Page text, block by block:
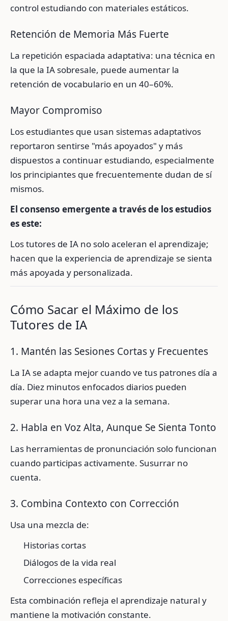
control estudiando con materiales estáticos.
Retención de Memoria Más Fuerte
La repetición espaciada adaptativa: una técnica en
la que la IA sobresale, puede aumentar la
retención de vocabulario en un 40–60%.
Mayor Compromiso
Los estudiantes que usan sistemas adaptativos
reportaron sentirse "más apoyados" y más
dispuestos a continuar estudiando, especialmente
los principiantes que frecuentemente dudan de sí
mismos.
El consenso emergente a través de los estudios
es este:
Los tutores de IA no solo aceleran el aprendizaje;
hacen que la experiencia de aprendizaje se sienta
más apoyada y personalizada.
Cómo Sacar el Máximo de los
Tutores de IA
1. Mantén las Sesiones Cortas y Frecuentes
La IA se adapta mejor cuando ve tus patrones día a
día. Diez minutos enfocados diarios pueden
superar una hora una vez a la semana.
2. Habla en Voz Alta, Aunque Se Sienta Tonto
Las herramientas de pronunciación solo funcionan
cuando participas activamente. Susurrar no
cuenta.
3. Combina Contexto con Corrección
Usa una mezcla de:
Historias cortas
Diálogos de la vida real
Correcciones específicas
Esta combinación refleja el aprendizaje natural y
mantiene la motivación constante.